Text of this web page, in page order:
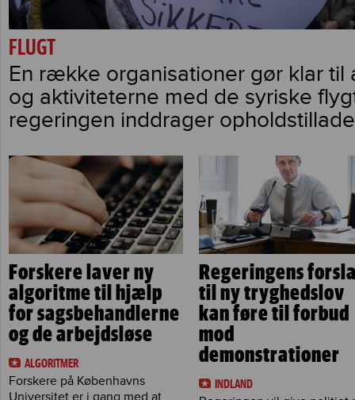
FLUGT
En række organisationer gør klar til
og aktiviteterne med de syriske
regeringen inddrager
Forskere laver ny
algoritme til hjælp
for sagsbehandlerne
og de arbejdsløse
ALGORITMER
Forskere på Københavns
Universitet er i gang med at
Regeringens
til ny tryghedslov
kan føre til forbud
mod
demonstrationer
INDLAND